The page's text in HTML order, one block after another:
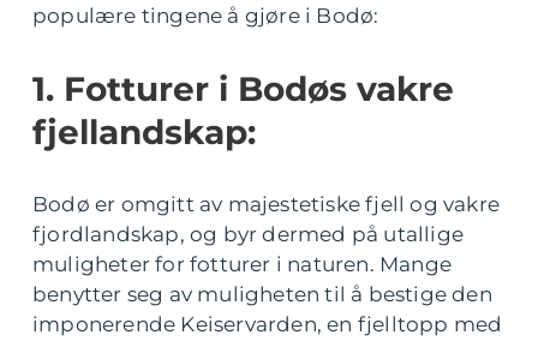
populære tingene å gjøre i Bodø:
1. Fotturer i Bodøs vakre
fjellandskap:
Bodø er omgitt av majestetiske fjell og vakre
fjordlandskap, og byr dermed på utallige
muligheter for fotturer i naturen. Mange
benytter seg av muligheten til å bestige den
imponerende Keiservarden, en fjelltopp med